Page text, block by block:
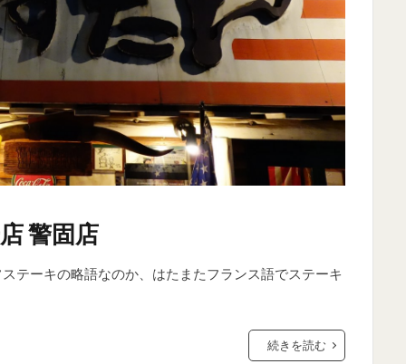
警固店
テーキの略語なのか、はたまたフランス語でステーキ
続きを読む